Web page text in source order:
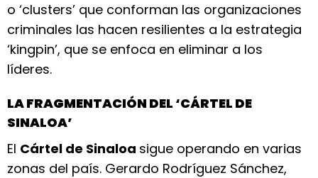
o ‘clusters’ que conforman las organizaciones
criminales las hacen resilientes a la estrategia
‘kingpin’, que se enfoca en eliminar a los
líderes.
LA FRAGMENTACIÓN DEL ‘CÁRTEL DE
SINALOA’
El Cártel de Sinaloa sigue operando en varias
zonas del país. Gerardo Rodríguez Sánchez,